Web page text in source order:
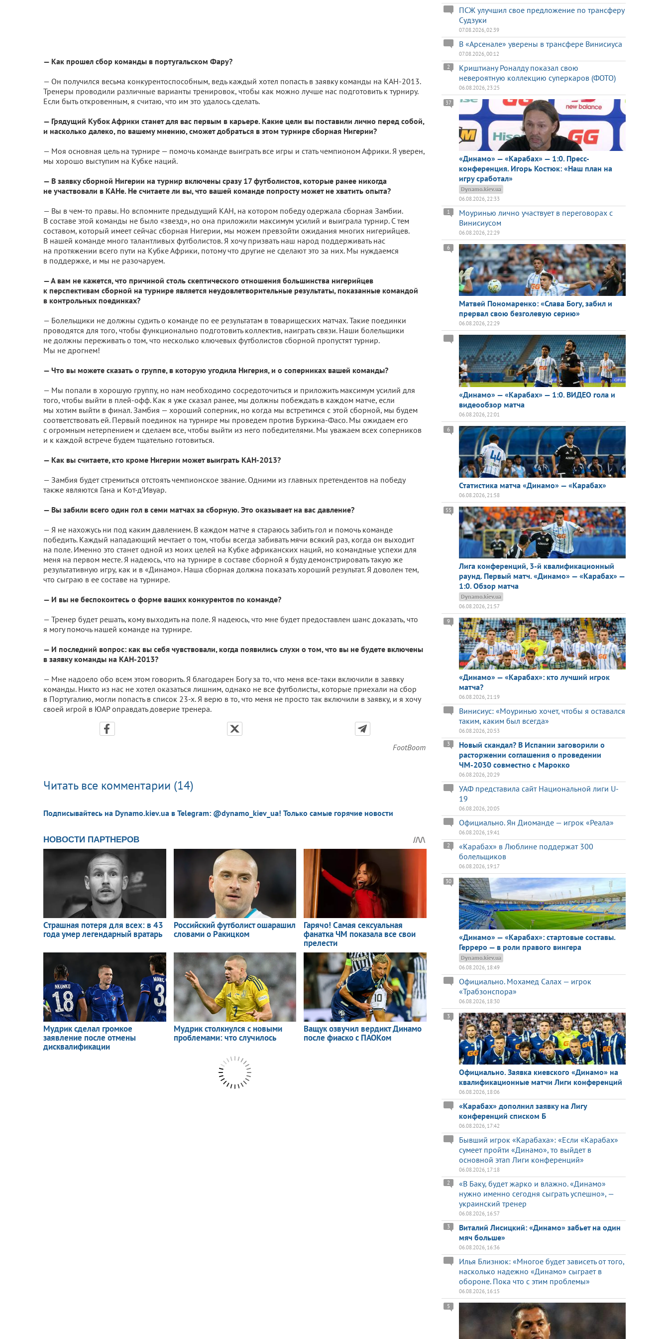
— Как прошел сбор команды в португальском Фару?
— Он получился весьма конкурентоспособным, ведь каждый хотел попасть в заявку команды на КАН-2013.
Тренеры проводили различные варианты тренировок, чтобы как можно лучше нас подготовить к турниру.
Если быть откровенным, я считаю, что им это удалось сделать.
— Грядущий Кубок Африки станет для вас первым в карьере. Какие цели вы поставили лично перед собой,
и насколько далеко, по вашему мнению, сможет добраться в этом турнире сборная Нигерии?
— Моя основная цель на турнире — помочь команде выиграть все игры и стать чемпионом Африки. Я уверен,
мы хорошо выступим на Кубке наций.
— В заявку сборной Нигерии на турнир включены сразу 17 футболистов, которые ранее никогда
не участвовали в КАНе. Не считаете ли вы, что вашей команде попросту может не хватить опыта?
— Вы в чем-то правы. Но вспомните предыдущий КАН, на котором победу одержала сборная Замбии.
В составе этой команды не было «звезд», но она приложили максимум усилий и выиграла турнир. С тем
составом, который имеет сейчас сборная Нигерии, мы можем превзойти ожидания многих нигерийцев.
В нашей команде много талантливых футболистов. Я хочу призвать наш народ поддерживать нас
на протяжении всего пути на Кубке Африки, потому что другие не сделают это за них. Мы нуждаемся
в поддержке, и мы не разочаруем.
— А вам не кажется, что причиной столь скептического отношения большинства нигерийцев
к перспективам сборной на турнире является неудовлетворительные результаты, показанные командой
в контрольных поединках?
— Болельщики не должны судить о команде по ее результатам в товарищеских матчах. Такие поединки
проводятся для того, чтобы функционально подготовить коллектив, наиграть связи. Наши болельщики
не должны переживать о том, что несколько ключевых футболистов сборной пропустят турнир.
Мы не дрогнем!
— Что вы можете сказать о группе, в которую угодила Нигерия, и о соперниках вашей команды?
— Мы попали в хорошую группу, но нам необходимо сосредоточиться и приложить максимум усилий для
того, чтобы выйти в плей-офф. Как я уже сказал ранее, мы должны побеждать в каждом матче, если
мы хотим выйти в финал. Замбия — хороший соперник, но когда мы встретимся с этой сборной, мы будем
соответствовать ей. Первый поединок на турнире мы проведем против Буркина-Фасо. Мы ожидаем его
с огромным нетерпением и сделаем все, чтобы выйти из него победителями. Мы уважаем всех соперников
и к каждой встрече будем тщательно готовиться.
— Как вы считаете, кто кроме Нигерии может выиграть КАН-2013?
— Замбия будет стремиться отстоять чемпионское звание. Одними из главных претендентов на победу
также являются Гана и Кот-д’Ивуар.
— Вы забили всего один гол в семи матчах за сборную. Это оказывает на вас давление?
— Я не нахожусь ни под каким давлением. В каждом матче я стараюсь забить гол и помочь команде
победить. Каждый нападающий мечтает о том, чтобы всегда забивать мячи всякий раз, когда он выходит
на поле. Именно это станет одной из моих целей на Кубке африканских наций, но командные успехи для
меня на первом месте. Я надеюсь, что на турнире в составе сборной я буду демонстрировать такую же
результативную игру, как и в «Динамо». Наша сборная должна показать хороший результат. Я доволен тем,
что сыграю в ее составе на турнире.
— И вы не беспокоитесь о форме ваших конкурентов по команде?
— Тренер будет решать, кому выходить на поле. Я надеюсь, что мне будет предоставлен шанс доказать, что
я могу помочь нашей команде на турнире.
— И последний вопрос: как вы себя чувствовали, когда появились слухи о том, что вы не будете включены
в заявку команды на КАН-2013?
— Мне надоело обо всем этом говорить. Я благодарен Богу за то, что меня все-таки включили в заявку
команды. Никто из нас не хотел оказаться лишним, однако не все футболисты, которые приехали на сбор
в Португалию, могли попасть в список 23-х. Я верю в то, что меня не просто так включили в заявку, и я хочу
своей игрой в ЮАР оправдать доверие тренера.
FootBoom
Читать все комментарии (14)
Подписывайтесь на Dynamo.kiev.ua в Telegram: @dynamo_kiev_ua! Только самые горячие новости
ПСЖ улучшил свое предложение по трансферу
Судзуки
07.08.2026, 02:39
В «Арсенале» уверены в трансфере Винисиуса
07.08.2026, 00:12
Криштиану Роналду показал свою
невероятную коллекцию суперкаров (ФОТО)
2
06.08.2026, 23:25
«Динамо» — «Карабах» — 1:0. Пресс-
конференция. Игорь Костюк: «Наш план на
игру сработал»
37
Dynamo.kiev.ua
06.08.2026, 22:33
Моуринью лично участвует в переговорах с
Винисиусом
1
06.08.2026, 22:29
Матвей Пономаренко: «Слава Богу, забил и
прервал свою безголевую серию»
6
06.08.2026, 22:29
«Динамо» — «Карабах» — 1:0. ВИДЕО гола и
видеообзор матча
06.08.2026, 22:01
Статистика матча «Динамо» — «Карабах»
6
06.08.2026, 21:58
Лига конференций, 3-й квалификационный
раунд. Первый матч. «Динамо» — «Карабах» —
1:0. Обзор матча
55
Dynamo.kiev.ua
06.08.2026, 21:57
«Динамо» — «Карабах»: кто лучший игрок
матча?
9
06.08.2026, 21:19
Винисиус: «Моуринью хочет, чтобы я оставался
таким, каким был всегда»
06.08.2026, 20:53
Новый скандал? В Испании заговорили о
расторжении соглашения о проведении
ЧМ-2030 совместно с Марокко
3
06.08.2026, 20:29
УАФ представила сайт Национальной лиги U-
19
06.08.2026, 20:05
Официально. Ян Диоманде — игрок «Реала»
06.08.2026, 19:41
«Карабах» в Люблине поддержат 300
болельщиков
2
06.08.2026, 19:17
«Динамо» — «Карабах»: стартовые составы.
Герреро — в роли правого вингера
30
Dynamo.kiev.ua
06.08.2026, 18:49
Официально. Мохамед Салах — игрок
«Трабзонспора»
06.08.2026, 18:30
Официально. Заявка киевского «Динамо» на
квалификационные матчи Лиги конференций
3
06.08.2026, 18:06
«Карабах» дополнил заявку на Лигу
конференций списком Б
06.08.2026, 17:42
Бывший игрок «Карабаха»: «Если «Карабах»
сумеет пройти «Динамо», то выйдет в
основной этап Лиги конференций»
06.08.2026, 17:18
«В Баку, будет жарко и влажно. «Динамо»
нужно именно сегодня сыграть успешно», —
украинский тренер
2
06.08.2026, 16:57
Виталий Лисицкий: «Динамо» забьет на один
мяч больше»
3
06.08.2026, 16:36
Илья Близнюк: «Многое будет зависеть от того,
насколько надежно «Динамо» сыграет в
обороне. Пока что с этим проблемы»
06.08.2026, 16:15
5